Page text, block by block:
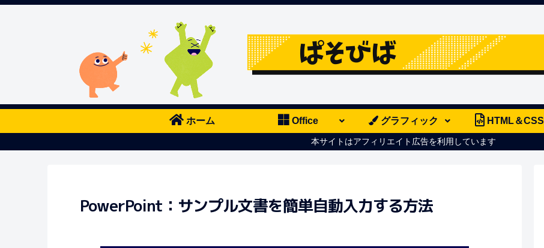
ホーム Office グラフィック HTML＆CSS
本サイトはアフィリエイト広告を利用しています
PowerPoint：サンプル文書を簡単自動入力する方法